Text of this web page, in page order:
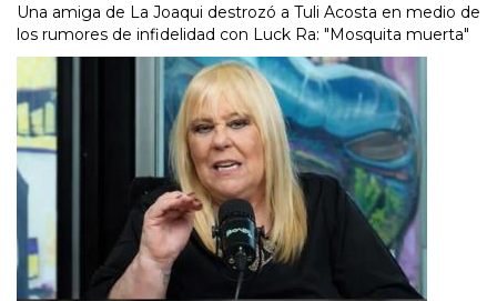
Una amiga de La Joaqui destrozó a Tuli Acosta en medio de
los rumores de infidelidad con Luck Ra: "Mosquita muerta"